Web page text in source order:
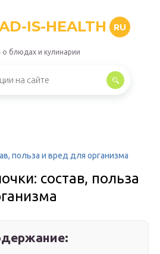
IS-HEALTH RU
блюдах и кулинарии
польза и вред для организма
состав, польза